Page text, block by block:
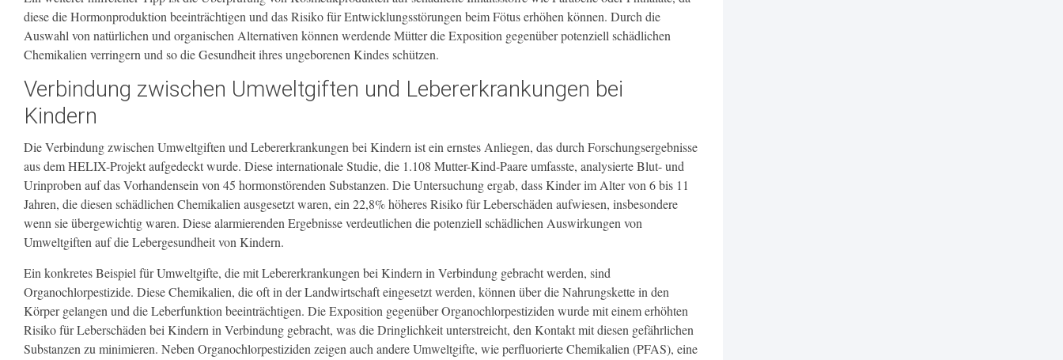
diese die Hormonproduktion beeinträchtigen und das Risiko für Entwicklungsstörungen beim Fötus erhöhen können. Durch die
Auswahl von natürlichen und organischen Alternativen können werdende Mütter die Exposition gegenüber potenziell schädlichen
Chemikalien verringern und so die Gesundheit ihres ungeborenen Kindes schützen.
Verbindung zwischen Umweltgiften und Lebererkrankungen bei
Kindern
Die Verbindung zwischen Umweltgiften und Lebererkrankungen bei Kindern ist ein ernstes Anliegen, das durch Forschungsergebnisse
aus dem HELIX-Projekt aufgedeckt wurde. Diese internationale Studie, die 1.108 Mutter-Kind-Paare umfasste, analysierte Blut- und
Urinproben auf das Vorhandensein von 45 hormonstörenden Substanzen. Die Untersuchung ergab, dass Kinder im Alter von 6 bis 11
Jahren, die diesen schädlichen Chemikalien ausgesetzt waren, ein 22,8% höheres Risiko für Leberschäden aufwiesen, insbesondere
wenn sie übergewichtig waren. Diese alarmierenden Ergebnisse verdeutlichen die potenziell schädlichen Auswirkungen von
Umweltgiften auf die Lebergesundheit von Kindern.
Ein konkretes Beispiel für Umweltgifte, die mit Lebererkrankungen bei Kindern in Verbindung gebracht werden, sind
Organochlorpestizide. Diese Chemikalien, die oft in der Landwirtschaft eingesetzt werden, können über die Nahrungskette in den
Körper gelangen und die Leberfunktion beeinträchtigen. Die Exposition gegenüber Organochlorpestiziden wurde mit einem erhöhten
Risiko für Leberschäden bei Kindern in Verbindung gebracht, was die Dringlichkeit unterstreicht, den Kontakt mit diesen gefährlichen
Substanzen zu minimieren. Neben Organochlorpestiziden zeigen auch andere Umweltgifte, wie perfluorierte Chemikalien (PFAS), eine